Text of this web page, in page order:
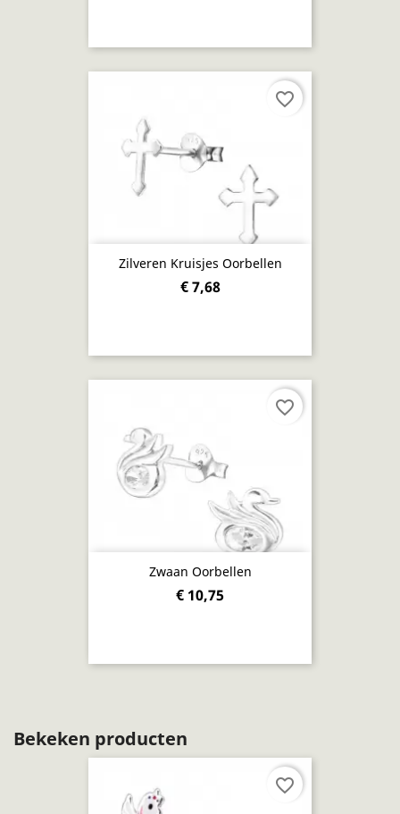
Zilveren Kruisjes Oorbellen
€ 7,68
favorite_border
Zwaan Oorbellen
€ 10,75
favorite_border
Bekeken producten
favorite_border